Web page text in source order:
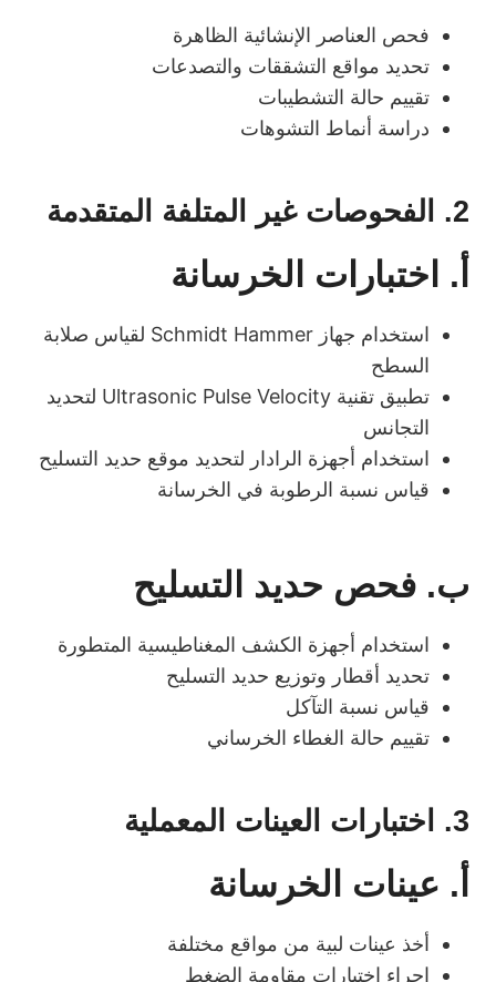
فحص العناصر الإنشائية الظاهرة
تحديد مواقع التشققات والتصدعات
تقييم حالة التشطيبات
دراسة أنماط التشوهات
2. الفحوصات غير المتلفة المتقدمة
أ. اختبارات الخرسانة
استخدام جهاز Schmidt Hammer لقياس صلابة
السطح
تطبيق تقنية Ultrasonic Pulse Velocity لتحديد
التجانس
استخدام أجهزة الرادار لتحديد موقع حديد التسليح
قياس نسبة الرطوبة في الخرسانة
ب. فحص حديد التسليح
استخدام أجهزة الكشف المغناطيسية المتطورة
تحديد أقطار وتوزيع حديد التسليح
قياس نسبة التآكل
تقييم حالة الغطاء الخرساني
3. اختبارات العينات المعملية
أ. عينات الخرسانة
أخذ عينات لبية من مواقع مختلفة
إجراء اختبارات مقاومة الضغط